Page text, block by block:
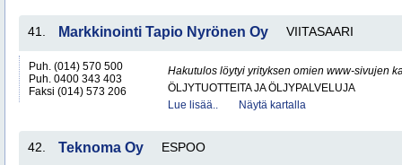
41. Markkinointi Tapio Nyrönen Oy VIITASAARI
Puh. (014) 570 500
Puh. 0400 343 403
Faksi (014) 573 206
Hakutulos löytyi yrityksen omien www-sivujen
ÖLJYTUOTTEITA JA ÖLJYPALVELUJA
Lue lisää..
Näytä kartalla
42. Teknoma Oy ESPOO